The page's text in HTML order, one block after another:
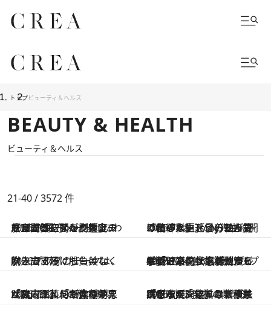
トップビューティ＆ヘルス
BEAUTY & HEALTH
ビューティ＆ヘルス
21-40 / 3572件
2026.7.30
「1,000平方メートルにわたる上質空間を刷新」エールフランスがラウンジをリニューアル。美食・ウェルビーイング・アートが一体になった極上の旅空間へ 2026.7.28
「私の人生、このままでいいの？」「自分軸が見つからない」SNSで人気の精神科医Tomy先生に聞く、「人生迷子」から抜け出すヒント
2026.7.27
吹き出す汗にも負けない！ プラダのチークは、旅先で日焼け肌も美しく引き立てる 2026.7.24
手軽に栄養状態を測定し、健康的な生活習慣をサポート。大塚製薬から栄養モニタリングサービス「Vivoo」（ストリップ4本入り）を3名様にプレゼント
2026.7.23
「ヨーグルトで体調が悪くなる？」「断食の効果は…」日本人の腸内環境は欧米人と何が違う？《腸内細菌にも人種差が》 2026.7.23
「グルテンフリーで糖尿病に…」「発祥の地・米国でも疑問視」最新データが示す、体質の人種差《日本人、こんな健康法は意味がない》